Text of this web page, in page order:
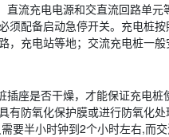
流充电电源和交直流回路单元
须配备启动急停开关。充电桩
充电站等地；交流充电桩一般
座是否干燥，才能保证充电桩
有防氧化保护膜或进行防氧化
要半小时钟到2个小时左右,而